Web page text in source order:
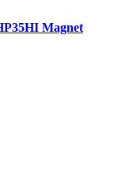
Magnet